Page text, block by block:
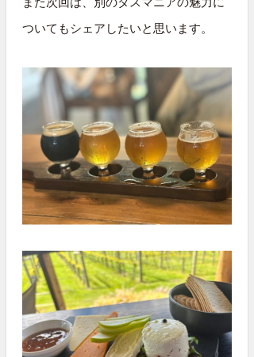
ついてもシェアしたいと思います。